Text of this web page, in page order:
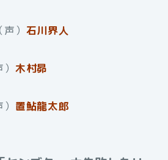
） 石川界人
木村昴
置鮎龍太郎